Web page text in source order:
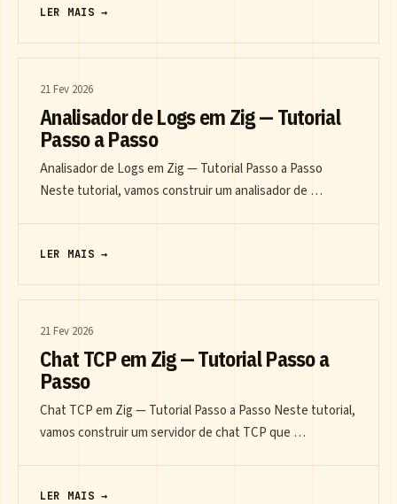
LER MAIS →
21 Fev 2026
Analisador de Logs em Zig — Tutorial
Passo a Passo
Analisador de Logs em Zig — Tutorial Passo a Passo
Neste tutorial, vamos construir um analisador de …
LER MAIS →
21 Fev 2026
Chat TCP em Zig — Tutorial Passo a
Passo
Chat TCP em Zig — Tutorial Passo a Passo Neste tutorial,
vamos construir um servidor de chat TCP que …
LER MAIS →